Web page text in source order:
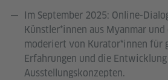
Im September 2025: Online-
Künstler*innen aus Myanmar und
moderiert von Kurator*innen für
Erfahrungen und die
Ausstellungskonzepten.